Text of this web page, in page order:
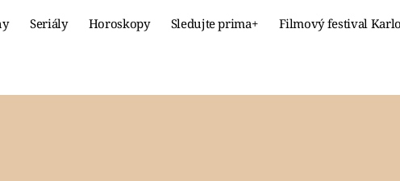
Seriály Horoskopy Sledujte prima+ Filmový festival